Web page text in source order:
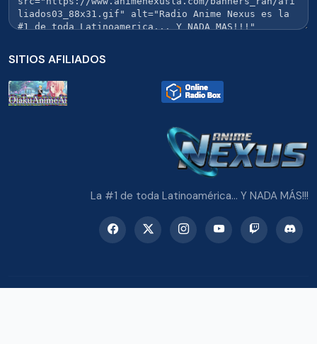
SITIOS AFILIADOS
La #1 de toda Latinoamérica... Y NADA MÁS!!!